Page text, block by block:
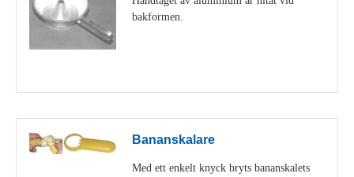
bakformen.
Bananskalare
Med ett enkelt knyck bryts bananskalets